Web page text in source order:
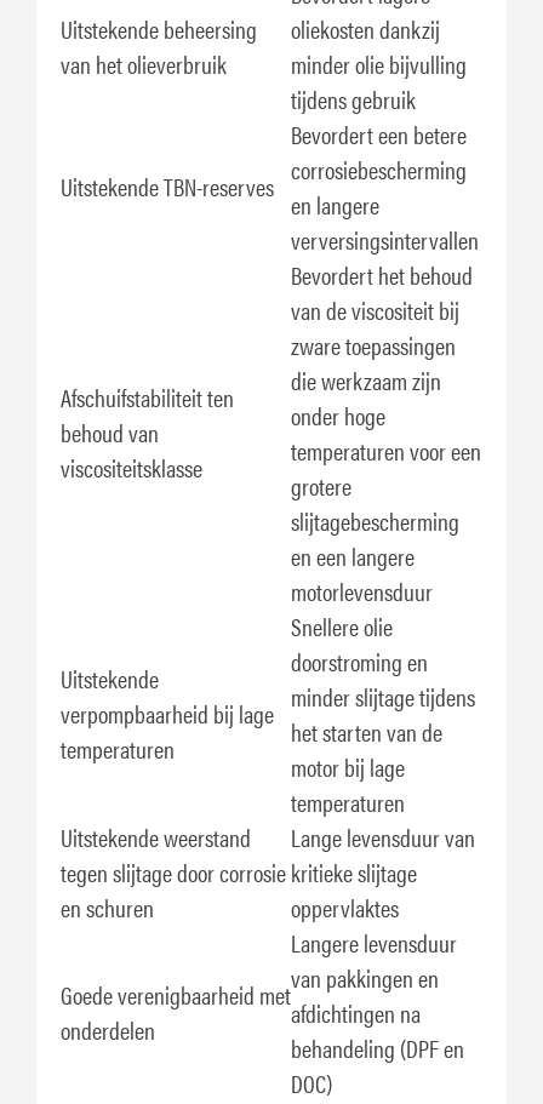
Uitstekende beheersing
van het olieverbruik
oliekosten dankzij
minder olie bijvulling
tijdens gebruik
Uitstekende TBN-reserves
Bevordert een betere
corrosiebescherming
en langere
verversingsintervallen
Afschuifstabiliteit ten
behoud van
viscositeitsklasse
Bevordert het behoud
van de viscositeit bij
zware toepassingen
die werkzaam zijn
onder hoge
temperaturen voor een
grotere
slijtagebescherming
en een langere
motorlevensduur
Uitstekende
verpompbaarheid bij lage
temperaturen
Snellere olie
doorstroming en
minder slijtage tijdens
het starten van de
motor bij lage
temperaturen
Uitstekende weerstand
tegen slijtage door corrosie
en schuren
Lange levensduur van
kritieke slijtage
oppervlaktes
Goede verenigbaarheid met
onderdelen
Langere levensduur
van pakkingen en
afdichtingen na
behandeling (DPF en
DOC)